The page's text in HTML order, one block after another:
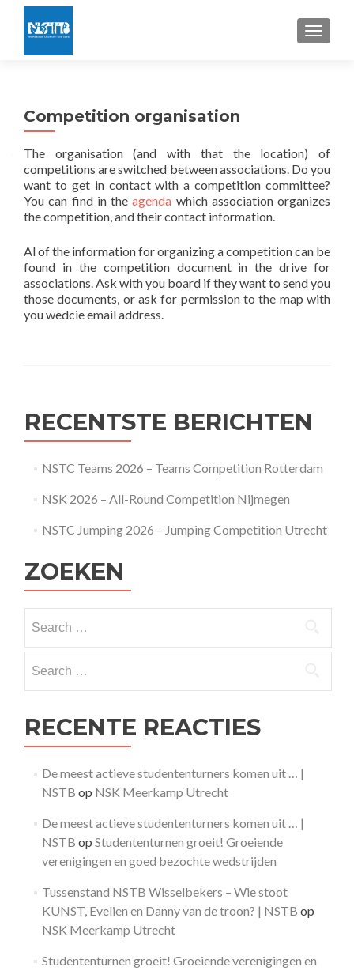
Competition organisation
The organisation (and with that the location) of
competitions are switched between associations. Do you
want to get in contact with a competition committee?
You can find in theagenda which association organizes
the competition, and their contact information.
Al of the information for organizing a competition can be
found in the competition document in the drive for
associations. Ask with you board if they want to send you
those documents, or ask for permission to the map with
you wedcie email address.
RECENTSTE BERICHTEN
NSTC Teams 2026 – Teams Competition Rotterdam
NSK 2026 – All-Round Competition Nijmegen
NSTC Jumping 2026 – Jumping Competition Utrecht
ZOEKEN
for:
for:
RECENTE REACTIES
De meest actieve studententurners komen uit … |
NSTB op NSK Meerkamp Utrecht
De meest actieve studententurners komen uit … |
NSTB op Studententurnen groeit! Groeiende
verenigingen en goed bezochte wedstrijden
Tussenstand NSTB Wisselbekers – Wie stoot
KUNST, Evelien en Danny van de troon? | NSTB op
NSK Meerkamp Utrecht
Studententurnen groeit! Groeiende verenigingen en